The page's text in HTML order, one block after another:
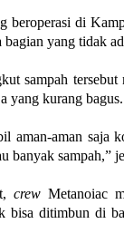
beroperasi di
yang tidak
sampah
yang kurang bagus.
aman-aman
banyak sampah,”
crewMetanoiac
ditimbun di